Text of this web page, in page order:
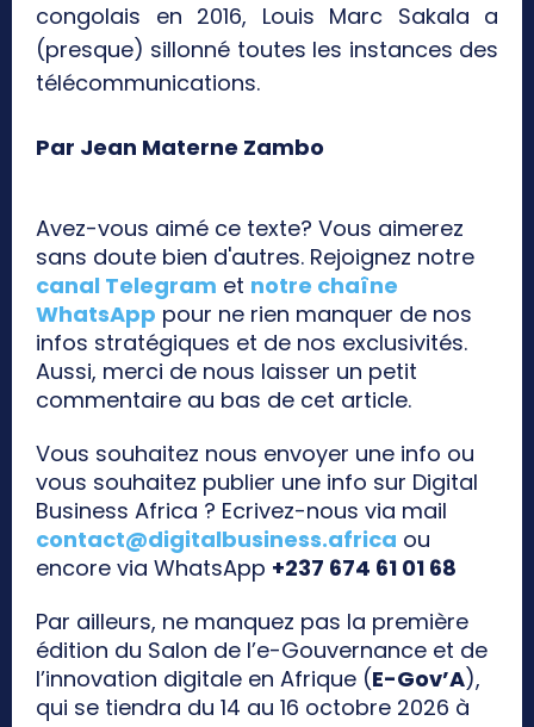
congolais en 2016, Louis Marc Sakala a
(presque) sillonné toutes les instances des
télécommunications.
Par Jean Materne Zambo
Avez-vous aimé ce texte? Vous aimerez
sans doute bien d'autres. Rejoignez notre
canal Telegram et notre chaîne
WhatsApp pour ne rien manquer de nos
infos stratégiques et de nos exclusivités.
Aussi, merci de nous laisser un petit
commentaire au bas de cet article.
Vous souhaitez nous envoyer une info ou
vous souhaitez publier une info sur Digital
Business Africa ? Ecrivez-nous via mail
contact@digitalbusiness.africa ou
encore via WhatsApp +237 674 61 01 68
Par ailleurs, ne manquez pas la première
édition du Salon de l’e-Gouvernance et de
l’innovation digitale en Afrique (E-Gov’A),
qui se tiendra du 14 au 16 octobre 2026 à